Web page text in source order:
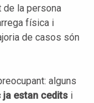
la persona
física i
de casos són
alguns
ja estan cedits i